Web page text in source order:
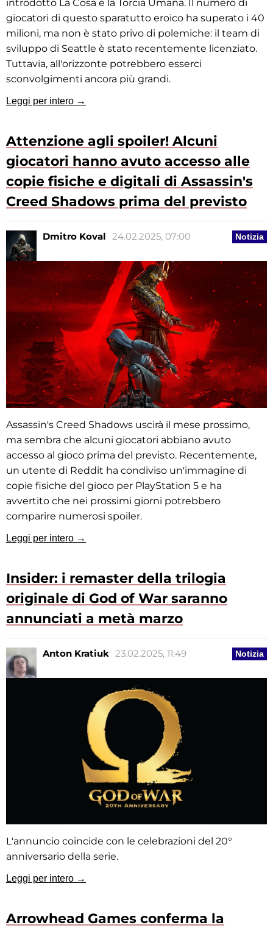
introdotto La Cosa e la Torcia Umana. Il numero di
giocatori di questo sparatutto eroico ha superato i 40
milioni, ma non è stato privo di polemiche: il team di
sviluppo di Seattle è stato recentemente licenziato.
Tuttavia, all'orizzonte potrebbero esserci
sconvolgimenti ancora più grandi.
Leggi per intero →
Attenzione agli spoiler! Alcuni
giocatori hanno avuto accesso alle
copie fisiche e digitali di Assassin's
Creed Shadows prima del previsto
Notizia
Dmitro Koval 24.02.2025, 07:00
Assassin's Creed Shadows uscirà il mese prossimo,
ma sembra che alcuni giocatori abbiano avuto
accesso al gioco prima del previsto. Recentemente,
un utente di Reddit ha condiviso un'immagine di
copie fisiche del gioco per PlayStation 5 e ha
avvertito che nei prossimi giorni potrebbero
comparire numerosi spoiler.
Leggi per intero →
Insider: i remaster della trilogia
originale di God of War saranno
annunciati a metà marzo
Notizia
Anton Kratiuk 23.02.2025, 11:49
L'annuncio coincide con le celebrazioni del 20°
anniversario della serie.
Leggi per intero →
Arrowhead Games conferma la